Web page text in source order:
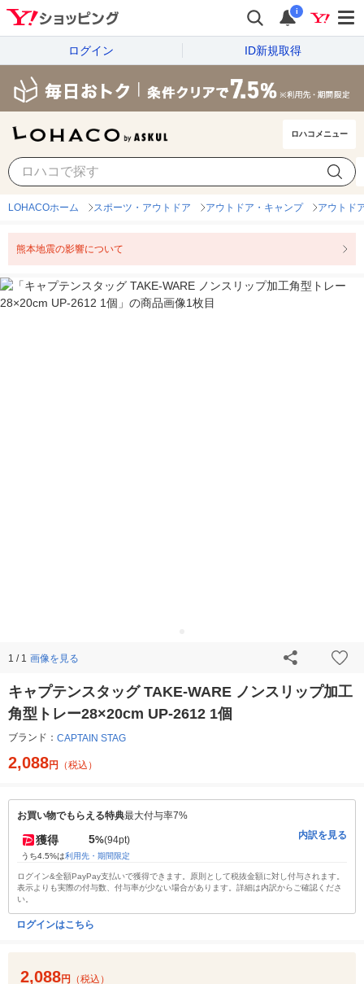
i
ログイン ID新規取得
ロハコメニュー
LOHACOホーム スポーツ・アウトドア アウトドア・キャンプ アウトド
熊本地震の影響について
1 / 1 画像を見る
キャプテンスタッグ TAKE-WARE ノンスリップ加工
角型トレー28×20cm UP-2612 1個
ブランド： CAPTAIN STAG
2,088円 （税込）
お買い物でもらえる特典最大付与率7%
獲得 5%(94pt)
うち4.5%は利用先・期間限定
内訳を見る
ログイン&全額PayPay支払いで獲得できます。原則として税抜金額に対し付与されます。
表示よりも実際の付与数、付与率が少ない場合があります。詳細は内訳からご確認くださ
い。
ログインはこちら
2,088円 （税込）